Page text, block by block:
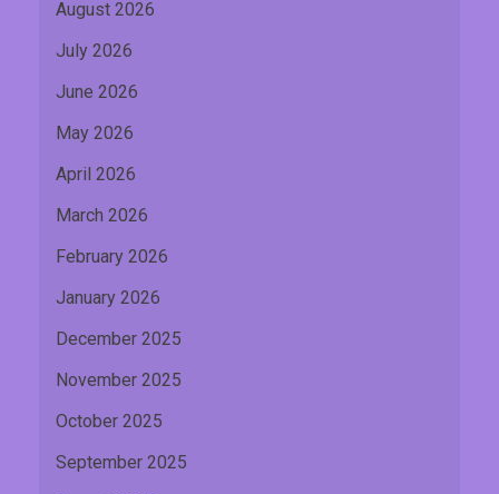
August 2026
July 2026
June 2026
May 2026
April 2026
March 2026
February 2026
January 2026
December 2025
November 2025
October 2025
September 2025